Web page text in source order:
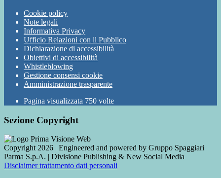
Cookie policy
Note legali
Informativa Privacy
Ufficio Relazioni con il Pubblico
Dichiarazione di accessibilità
Obiettivi di accessibilità
Whistleblowing
Gestione consensi cookie
Amministrazione trasparente
Pagina visualizzata 750 volte
Sezione Copyright
Copyright 2026 | Engineered and powered by Gruppo Spaggiari
Parma S.p.A. | Divisione Publishing & New Social Media
Disclaimer trattamento dati personali